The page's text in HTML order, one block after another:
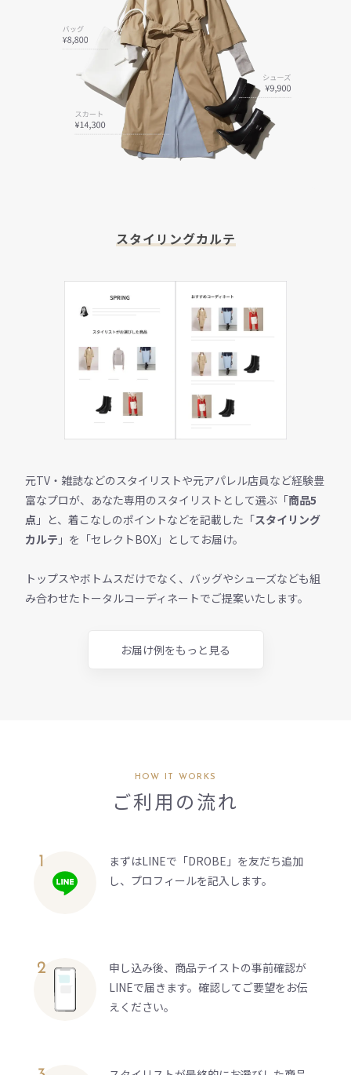
スタイリングカルテ
元TV・雑誌などのスタイリストや元アパレル店員など経験豊
富なプロが、あなた専用のスタイリストとして選ぶ「商品5
点 」と、着こなしのポイントなどを記載した「スタイリング
カルテ 」を「セレクトBOX」としてお届け。
トップスやボトムスだけでなく、バッグやシューズなども組
み合わせたトータルコーディネートでご提案いたします。
お届け例をもっと見る
HOW IT WORKS
ご利用の流れ
まずはLINEで「DROBE」を友だち追加
し、プロフィールを記入します。
申し込み後、商品テイストの事前確認が
LINEで届きます。確認してご要望をお伝
えください。